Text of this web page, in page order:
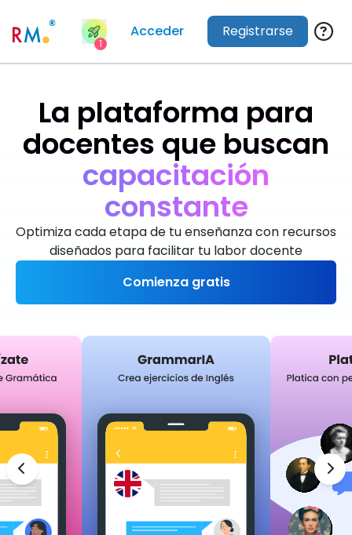
1
Acceder Registrarse
La plataforma para
docentes que buscan
mástiempo
Optimiza cada etapa de tu enseñanza con recursos
diseñados para facilitar tu labor docente
Comienza gratis